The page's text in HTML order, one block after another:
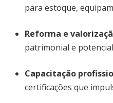
para estoque,
Reforma e
patrimonial e
Capacitação
certificações que